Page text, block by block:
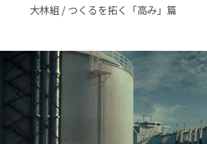
大林組 / つくるを拓く「高み」篇